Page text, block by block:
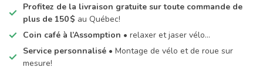
Profitez de la livraison gratuite sur toute commande de
plus de 150 $ au Québec!
Coin café à l’Assomption • relaxer et jaser vélo…
Service personnalisé • Montage de vélo et de roue sur
mesure!